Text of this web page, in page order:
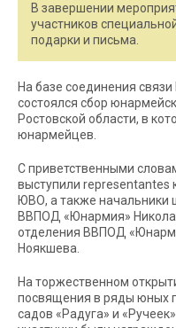
В завершении
участников
подарки и письма.
На базе соединения
состоялся сбор
Ростовской области, в
юнармейцев.
С приветственными
выступили
ЮВО, а также начальники
ВВПОД «Юнармия»
отделения ВВПОД
Ноякшева.
На торжественном
посвящения в ряды юных
садов «Радуга» и